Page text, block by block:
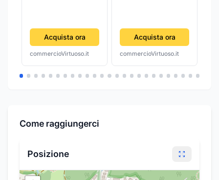
Acquista ora
commercioVirtuoso.it
Acquista ora
commercioVirtuoso.it
Come raggiungerci
Posizione